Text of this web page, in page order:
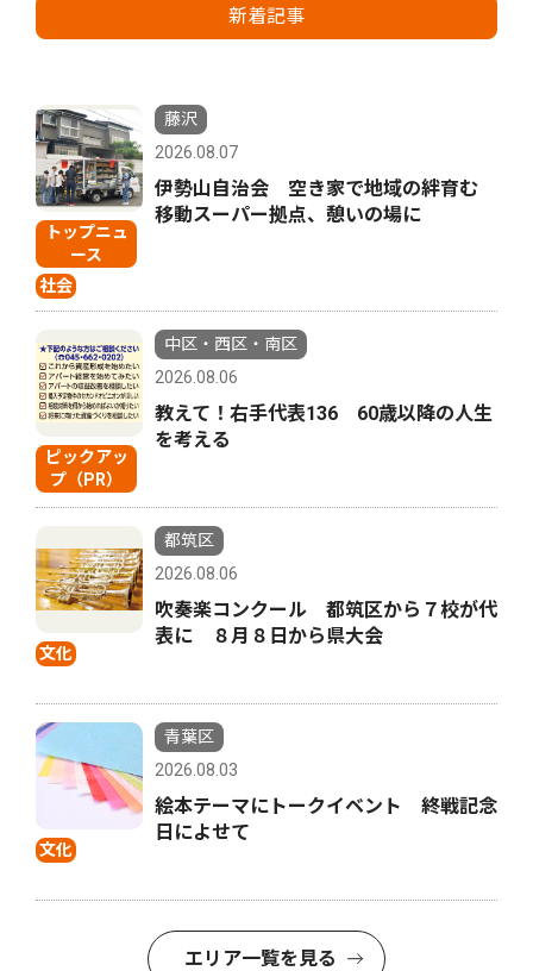
新着記事
トップニュ
ース
社会
藤沢
2026.08.07
伊勢山自治会 空き家で地域の絆育む
移動スーパー拠点、憩いの場に
ピックアッ
プ（PR）
中区・西区・南区
2026.08.06
教えて！右手代表136 60歳以降の人生
を考える
文化
都筑区
2026.08.06
吹奏楽コンクール 都筑区から７校が代
表に ８月８日から県大会
文化
青葉区
2026.08.03
絵本テーマにトークイベント 終戦記念
日によせて
エリア一覧を見る